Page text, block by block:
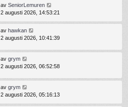
av SeniorLemuren
2 augusti 2026, 14:53:21
av hawkan
2 augusti 2026, 10:41:39
av grym
2 augusti 2026, 06:52:58
av grym
2 augusti 2026, 05:16:13